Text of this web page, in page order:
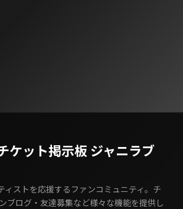
ケット掲示板 ジャニラブ
ィストを応援するファンコミュニティ。チ
ブログ・友達募集など様々な機能を提供し